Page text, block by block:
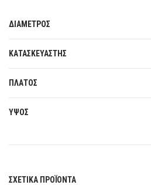
ΔΙΑΜΕΤΡΟΣ
ΚΑΤΑΣΚΕΥΑΣΤΗΣ
ΠΛΑΤΟΣ
ΥΨΟΣ
ΣΧΕΤΙΚΆ ΠΡΟΪΌΝΤΑ